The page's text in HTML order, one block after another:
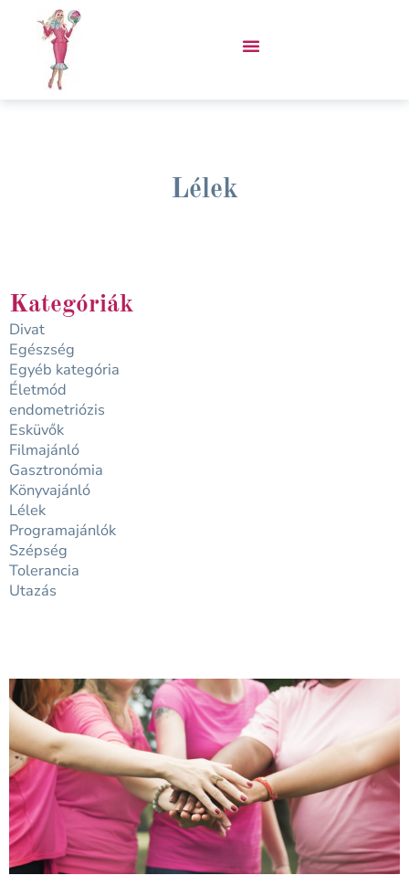
Lélek
Kategóriák
Divat
Egészség
Egyéb kategória
Életmód
endometriózis
Esküvők
Filmajánló
Gasztronómia
Könyvajánló
Lélek
Programajánlók
Szépség
Tolerancia
Utazás
Page